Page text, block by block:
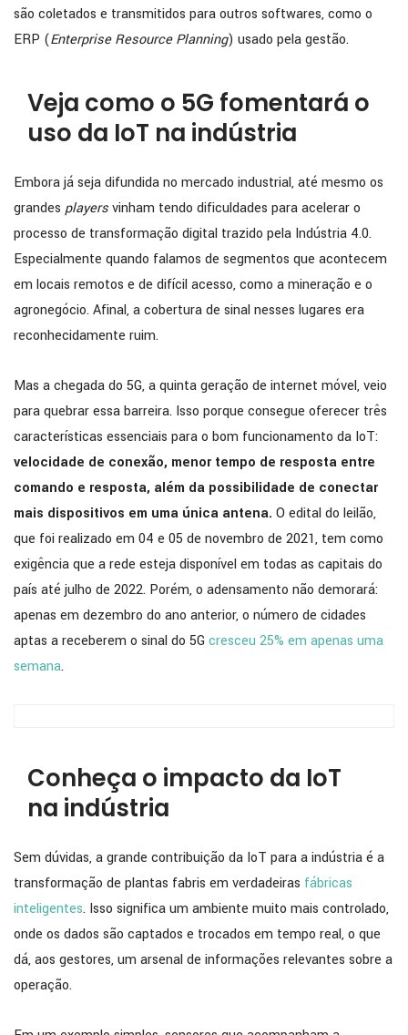
são coletados e transmitidos para outros softwares, como o
ERP (Enterprise Resource Planning) usado pela gestão.
Veja como o 5G fomentará o
uso da IoT na indústria
Embora já seja difundida no mercado industrial, até mesmo os
grandes playersvinham tendo dificuldades para acelerar o
processo de transformação digital trazido pela Indústria 4.0.
Especialmente quando falamos de segmentos que acontecem
em locais remotos e de difícil acesso, como a mineração e o
agronegócio. Afinal, a cobertura de sinal nesses lugares era
reconhecidamente ruim.
Mas a chegada do 5G, a quinta geração de internet móvel, veio
para quebrar essa barreira. Isso porque consegue oferecer três
características essenciais para o bom funcionamento da IoT:
velocidade de conexão, menor tempo de resposta entre
comando e resposta, além da possibilidade de conectar
mais dispositivos em uma única antena. O edital do leilão,
que foi realizado em 04 e 05 de novembro de 2021, tem como
exigência que a rede esteja disponível em todas as capitais do
país até julho de 2022. Porém, o adensamento não demorará:
apenas em dezembro do ano anterior, o número de cidades
aptas a receberem o sinal do 5G cresceu 25% em apenas uma
semana.
Conheça o impacto da IoT
na indústria
Sem dúvidas, a grande contribuição da IoT para a indústria é a
transformação de plantas fabris em verdadeiras fábricas
inteligentes. Isso significa um ambiente muito mais controlado,
onde os dados são captados e trocados em tempo real, o que
dá, aos gestores, um arsenal de informações relevantes sobre a
operação.